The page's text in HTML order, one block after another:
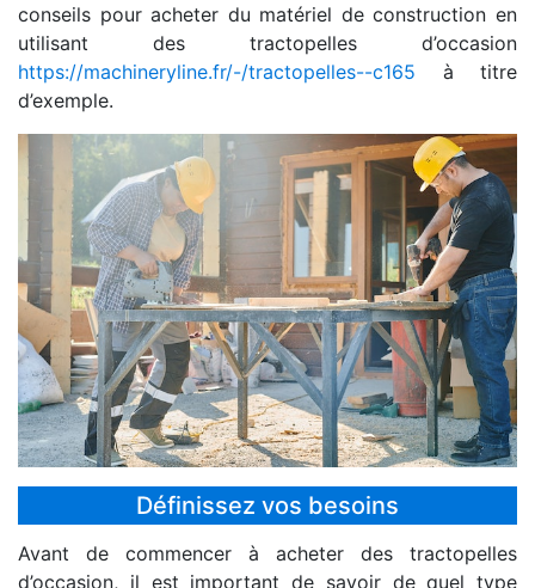
conseils pour acheter du matériel de construction en
utilisant des tractopelles d’occasion
https://machineryline.fr/-/tractopelles--c165 à titre
d’exemple.
Définissez vos besoins
Avant de commencer à acheter des tractopelles
d’occasion, il est important de savoir de quel type